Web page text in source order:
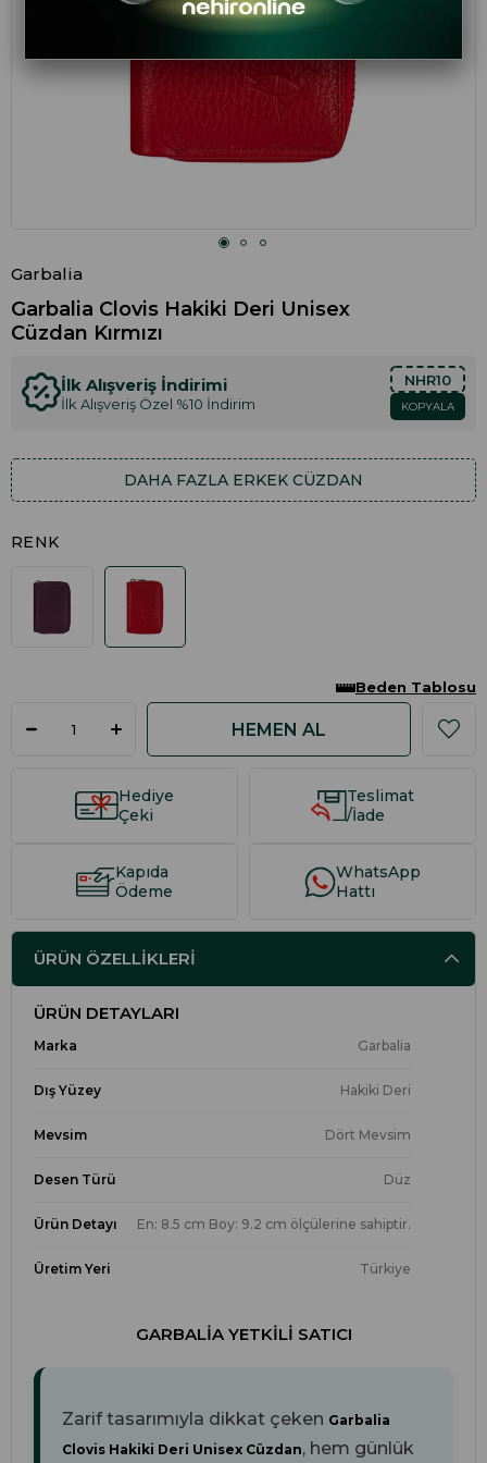
Garbalia
Garbalia Clovis Hakiki Deri Unisex
Cüzdan Kırmızı
İlk Alışveriş İndirimi
İlk Alışveriş Özel %10 İndirim
NHR10
KOPYALA
DAHA FAZLA ERKEK CÜZDAN
RENK
Beden Tablosu
Hediye
Çeki
Teslimat
/İade
Kapıda
Ödeme
WhatsApp
Hattı
ÜRÜN ÖZELLIKLERI
ÜRÜN DETAYLARI
Marka Garbalia
Dış Yüzey Hakiki Deri
Mevsim Dört Mevsim
Desen Türü Düz
Ürün Detayı En: 8.5 cm Boy: 9.2 cm ölçülerine sahiptir.
Üretim Yeri Türkiye
GARBALIA YETKILI SATICI
Zarif tasarımıyla dikkat çeken Garbalia
Clovis Hakiki Deri Unisex Cüzdan, hem günlük